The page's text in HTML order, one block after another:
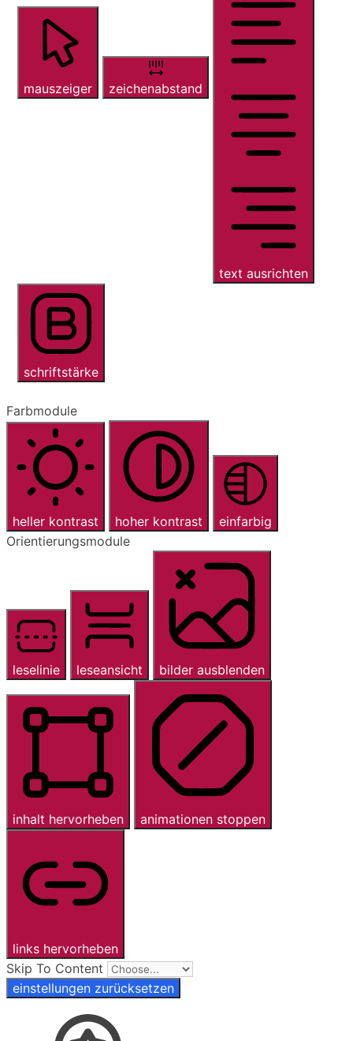
mauszeiger zeichenabstand
text ausrichten
schriftstärke
Farbmodule
heller kontrast hoher kontrast
einfarbig
Orientierungsmodule
leselinie leseansicht bilder ausblenden
inhalt hervorheben animationen stoppen
links hervorheben
Skip To Content
einstellungen zurücksetzen